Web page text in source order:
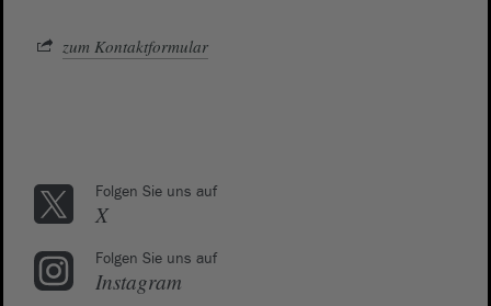
zum Kontaktformular
Folgen Sie uns auf
X
Folgen Sie uns auf
Instagram